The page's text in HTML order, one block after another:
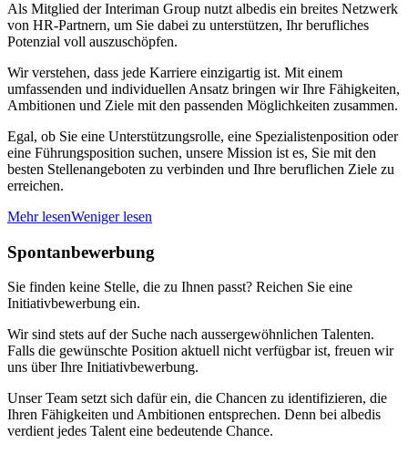
Als Mitglied der Interiman Group nutzt albedis ein breites Netzwerk
von HR-Partnern, um Sie dabei zu unterstützen, Ihr berufliches
Potenzial voll auszuschöpfen.
Wir verstehen, dass jede Karriere einzigartig ist. Mit einem
umfassenden und individuellen Ansatz bringen wir Ihre Fähigkeiten,
Ambitionen und Ziele mit den passenden Möglichkeiten zusammen.
Egal, ob Sie eine Unterstützungsrolle, eine Spezialistenposition oder
eine Führungsposition suchen, unsere Mission ist es, Sie mit den
besten Stellenangeboten zu verbinden und Ihre beruflichen Ziele zu
erreichen.
Mehr lesenWeniger lesen
Spontanbewerbung
Sie finden keine Stelle, die zu Ihnen passt? Reichen Sie eine
Initiativbewerbung ein.
Wir sind stets auf der Suche nach aussergewöhnlichen Talenten.
Falls die gewünschte Position aktuell nicht verfügbar ist, freuen wir
uns über Ihre Initiativbewerbung.
Unser Team setzt sich dafür ein, die Chancen zu identifizieren, die
Ihren Fähigkeiten und Ambitionen entsprechen. Denn bei albedis
verdient jedes Talent eine bedeutende Chance.